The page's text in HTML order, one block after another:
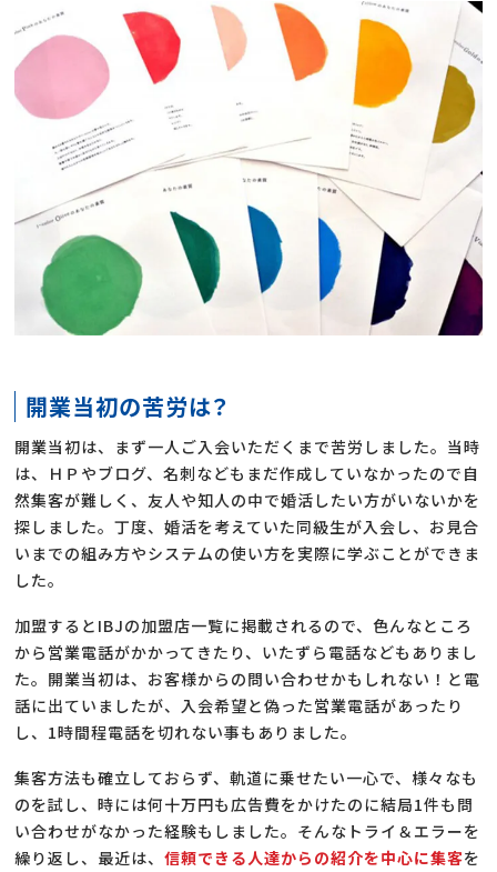
開業当初の苦労は？
開業当初は、まず一人ご入会いただくまで苦労しました。当時
は、ＨＰやブログ、名刺などもまだ作成していなかったので自
然集客が難しく、友人や知人の中で婚活したい方がいないかを
探しました。丁度、婚活を考えていた同級生が入会し、お見合
いまでの組み方やシステムの使い方を実際に学ぶことができま
した。
加盟するとIBJの加盟店一覧に掲載されるので、色んなところ
から営業電話がかかってきたり、いたずら電話などもありまし
た。開業当初は、お客様からの問い合わせかもしれない！と電
話に出ていましたが、入会希望と偽った営業電話があったり
し、1時間程電話を切れない事もありました。
集客方法も確立しておらず、軌道に乗せたい一心で、様々なも
のを試し、時には何十万円も広告費をかけたのに結局1件も問
い合わせがなかった経験もしました。そんなトライ＆エラーを
繰り返し、最近は、信頼できる人達からの紹介を中心に集客を